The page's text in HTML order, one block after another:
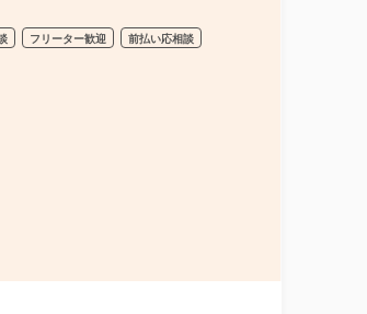
フリーター歓迎 前払い応相談